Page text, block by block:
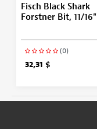
Fisch Black Shark
Forstner Bit, 11/16"
(0)
32,31 $